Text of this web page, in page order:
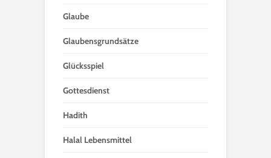
Glaube
Glaubensgrundsätze
Glücksspiel
Gottesdienst
Hadith
Halal Lebensmittel